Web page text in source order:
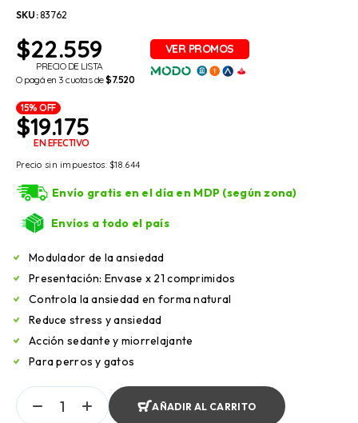
SKU:83762
$22.559
PRECIO DE LISTA
O pagá en 3 cuotas de$7.520
15% OFF
$19.175
EN EFECTIVO
Precio sin impuestos:$18.644
Envío gratis en el día en MDP (según zona)
Envíos a todo el país
Modulador de la ansiedad
Presentación: Envase x 21 comprimidos
Controla la ansiedad en forma natural
Reduce stress y ansiedad
Acción sedante y miorrelajante
Para perros y gatos
AÑADIR AL CARRITO